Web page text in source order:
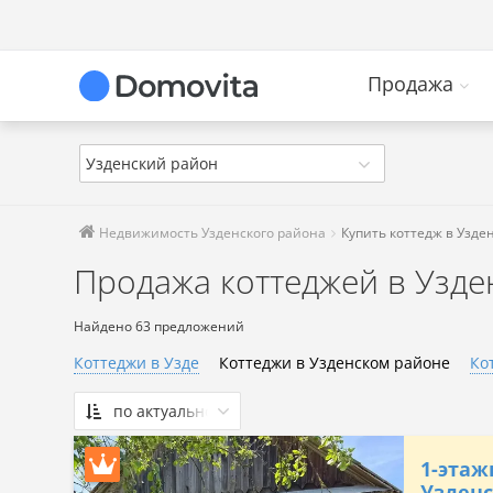
Продажа
Узденский район
Недвижимость Узденского района Купить коттедж в
Продажа коттеджей в
Найдено 63 предложений
Коттеджи в Узде Коттеджи в Узденском районе
по актуальности
По актуальности
Сначала дешевые
1-